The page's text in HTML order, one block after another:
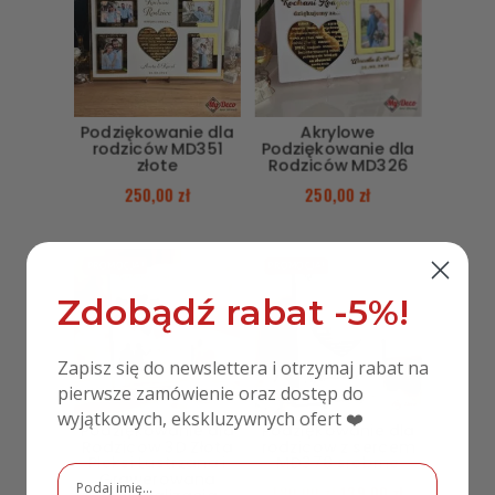
nieustającej pamięci.
Kod Produktu: Znicz Z381 Róża Pnąca srebrny,
Znicz Z381 Róża Pnąca złoty
Podziękowanie dla
rodziców MD351
złote
250,00zł
Akrylowe
Podziękowanie dla
Rodziców MD326
250,00 zł
Podziękowanie dla
Pleksi Lustrzana i
Grawerowana
Podziękowanie dla
MD378 srebrne
Zdobądź rabat -5%!
Zapisz się do newslettera i otrzymaj rabat na
pierwsze zamówienie oraz dostęp do
wyjątkowych, ekskluzywnych ofert ❤️